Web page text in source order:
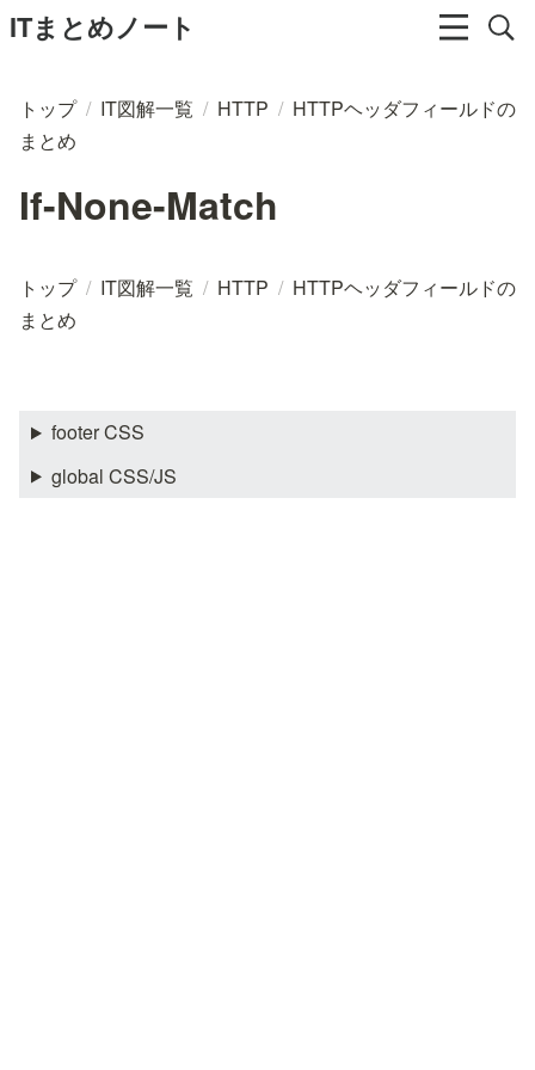
ITまとめノート
トップ / IT図解一覧 / HTTP / HTTPヘッダフィールドの
まとめ
If-None-Match
トップ / IT図解一覧 / HTTP / HTTPヘッダフィールドの
まとめ
footer CSS
global CSS/JS